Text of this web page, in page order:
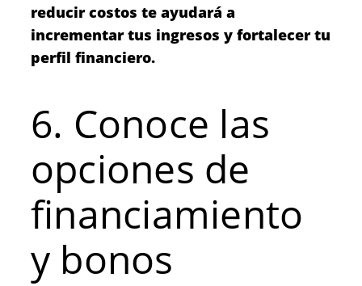
reducir costos te ayudará a
incrementar tus ingresos y fortalecer tu
perfil financiero.
6. Conoce las
opciones de
financiamiento
y bonos